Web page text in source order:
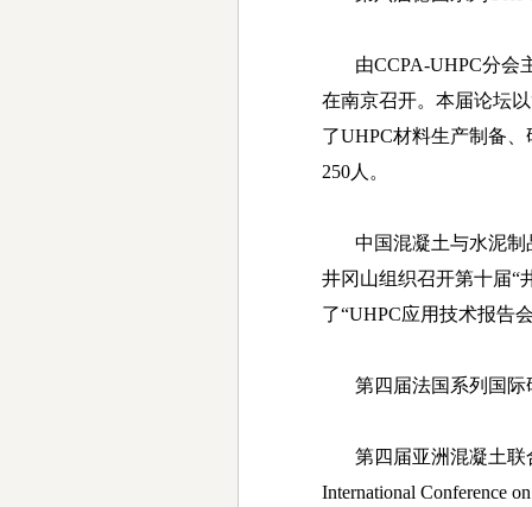
由CCPA-UHPC分会
在南京召开。本届论坛以
了UHPC材料生产制备
250人。
中国混凝土与水泥
井冈山组织召开第十届“
了“UHPC应用技术报告
第四届法国系列国际
第四届亚洲混凝土联
International Conference